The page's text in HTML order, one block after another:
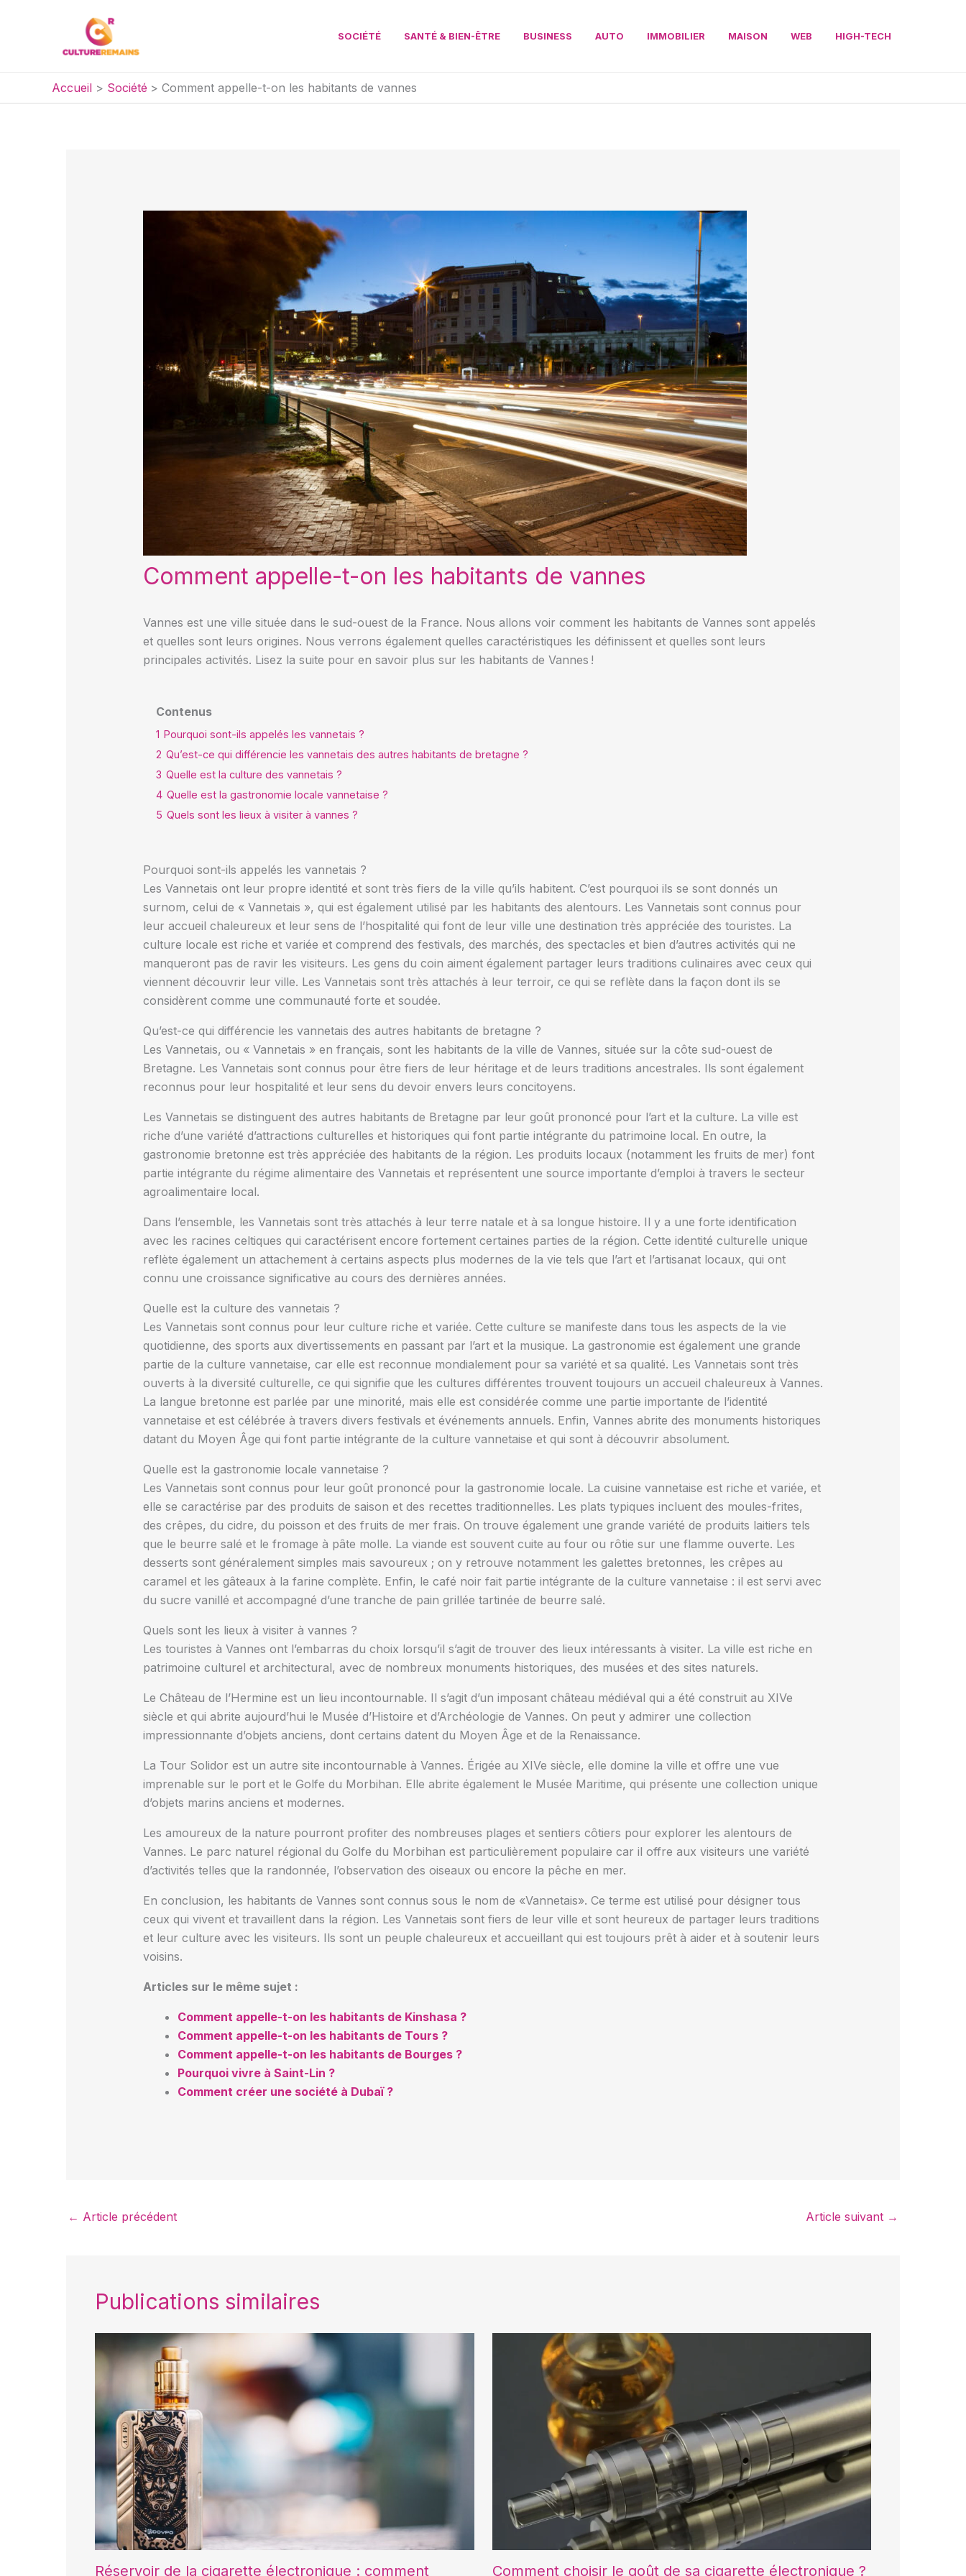
SOCIÉTÉ SANTÉ & BIEN-ÊTRE BUSINESS AUTO IMMOBILIER MAISON WEB HIGH-TECH
Accueil Société Comment appelle-t-on les habitants de vannes
Comment appelle-t-on les habitants de vannes
Vannes est une ville située dans le sud-ouest de la France. Nous allons voir comment les habitants de Vannes sont appelés
et quelles sont leurs origines. Nous verrons également quelles caractéristiques les définissent et quelles sont leurs
principales activités. Lisez la suite pour en savoir plus sur les habitants de Vannes !
Contenus
1 Pourquoi sont-ils appelés les vannetais ?
2 Qu’est-ce qui différencie les vannetais des autres habitants de bretagne ?
3 Quelle est la culture des vannetais ?
4 Quelle est la gastronomie locale vannetaise ?
5 Quels sont les lieux à visiter à vannes ?
Pourquoi sont-ils appelés les vannetais ?
Les Vannetais ont leur propre identité et sont très fiers de la ville qu’ils habitent. C’est pourquoi ils se sont donnés un
surnom, celui de « Vannetais », qui est également utilisé par les habitants des alentours. Les Vannetais sont connus pour
leur accueil chaleureux et leur sens de l’hospitalité qui font de leur ville une destination très appréciée des touristes. La
culture locale est riche et variée et comprend des festivals, des marchés, des spectacles et bien d’autres activités qui ne
manqueront pas de ravir les visiteurs. Les gens du coin aiment également partager leurs traditions culinaires avec ceux qui
viennent découvrir leur ville. Les Vannetais sont très attachés à leur terroir, ce qui se reflète dans la façon dont ils se
considèrent comme une communauté forte et soudée.
Qu’est-ce qui différencie les vannetais des autres habitants de bretagne ?
Les Vannetais, ou « Vannetais » en français, sont les habitants de la ville de Vannes, située sur la côte sud-ouest de
Bretagne. Les Vannetais sont connus pour être fiers de leur héritage et de leurs traditions ancestrales. Ils sont également
reconnus pour leur hospitalité et leur sens du devoir envers leurs concitoyens.
Les Vannetais se distinguent des autres habitants de Bretagne par leur goût prononcé pour l’art et la culture. La ville est
riche d’une variété d’attractions culturelles et historiques qui font partie intégrante du patrimoine local. En outre, la
gastronomie bretonne est très appréciée des habitants de la région. Les produits locaux (notamment les fruits de mer) font
partie intégrante du régime alimentaire des Vannetais et représentent une source importante d’emploi à travers le secteur
agroalimentaire local.
Dans l’ensemble, les Vannetais sont très attachés à leur terre natale et à sa longue histoire. Il y a une forte identification
avec les racines celtiques qui caractérisent encore fortement certaines parties de la région. Cette identité culturelle unique
reflète également un attachement à certains aspects plus modernes de la vie tels que l’art et l’artisanat locaux, qui ont
connu une croissance significative au cours des dernières années.
Quelle est la culture des vannetais ?
Les Vannetais sont connus pour leur culture riche et variée. Cette culture se manifeste dans tous les aspects de la vie
quotidienne, des sports aux divertissements en passant par l’art et la musique. La gastronomie est également une grande
partie de la culture vannetaise, car elle est reconnue mondialement pour sa variété et sa qualité. Les Vannetais sont très
ouverts à la diversité culturelle, ce qui signifie que les cultures différentes trouvent toujours un accueil chaleureux à Vannes.
La langue bretonne est parlée par une minorité, mais elle est considérée comme une partie importante de l’identité
vannetaise et est célébrée à travers divers festivals et événements annuels. Enfin, Vannes abrite des monuments historiques
datant du Moyen Âge qui font partie intégrante de la culture vannetaise et qui sont à découvrir absolument.
Quelle est la gastronomie locale vannetaise ?
Les Vannetais sont connus pour leur goût prononcé pour la gastronomie locale. La cuisine vannetaise est riche et variée, et
elle se caractérise par des produits de saison et des recettes traditionnelles. Les plats typiques incluent des moules-frites,
des crêpes, du cidre, du poisson et des fruits de mer frais. On trouve également une grande variété de produits laitiers tels
que le beurre salé et le fromage à pâte molle. La viande est souvent cuite au four ou rôtie sur une flamme ouverte. Les
desserts sont généralement simples mais savoureux ; on y retrouve notamment les galettes bretonnes, les crêpes au
caramel et les gâteaux à la farine complète. Enfin, le café noir fait partie intégrante de la culture vannetaise : il est servi avec
du sucre vanillé et accompagné d’une tranche de pain grillée tartinée de beurre salé.
Quels sont les lieux à visiter à vannes ?
Les touristes à Vannes ont l’embarras du choix lorsqu’il s’agit de trouver des lieux intéressants à visiter. La ville est riche en
patrimoine culturel et architectural, avec de nombreux monuments historiques, des musées et des sites naturels.
Le Château de l’Hermine est un lieu incontournable. Il s’agit d’un imposant château médiéval qui a été construit au XIVe
siècle et qui abrite aujourd’hui le Musée d’Histoire et d’Archéologie de Vannes. On peut y admirer une collection
impressionnante d’objets anciens, dont certains datent du Moyen Âge et de la Renaissance.
La Tour Solidor est un autre site incontournable à Vannes. Érigée au XIVe siècle, elle domine la ville et offre une vue
imprenable sur le port et le Golfe du Morbihan. Elle abrite également le Musée Maritime, qui présente une collection unique
d’objets marins anciens et modernes.
Les amoureux de la nature pourront profiter des nombreuses plages et sentiers côtiers pour explorer les alentours de
Vannes. Le parc naturel régional du Golfe du Morbihan est particulièrement populaire car il offre aux visiteurs une variété
d’activités telles que la randonnée, l’observation des oiseaux ou encore la pêche en mer.
En conclusion, les habitants de Vannes sont connus sous le nom de «Vannetais». Ce terme est utilisé pour désigner tous
ceux qui vivent et travaillent dans la région. Les Vannetais sont fiers de leur ville et sont heureux de partager leurs traditions
et leur culture avec les visiteurs. Ils sont un peuple chaleureux et accueillant qui est toujours prêt à aider et à soutenir leurs
voisins.
Articles sur le même sujet :
Comment appelle-t-on les habitants de Kinshasa ?
Comment appelle-t-on les habitants de Tours ?
Comment appelle-t-on les habitants de Bourges ?
Pourquoi vivre à Saint-Lin ?
Comment créer une société à Dubaï ?
← Article précédent Article suivant →
Publications similaires
Réservoir de la cigarette électronique : comment Comment choisir le goût de sa cigarette électronique ?